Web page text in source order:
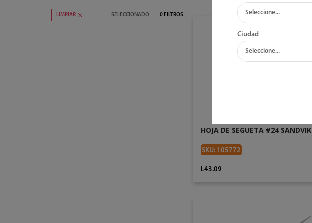
LIMPIAR SELECCIONADO 0FILTROS
HOJA DE SEGUETA #24 SANDVIK
SKU: 105772
L43.09
Ciudad